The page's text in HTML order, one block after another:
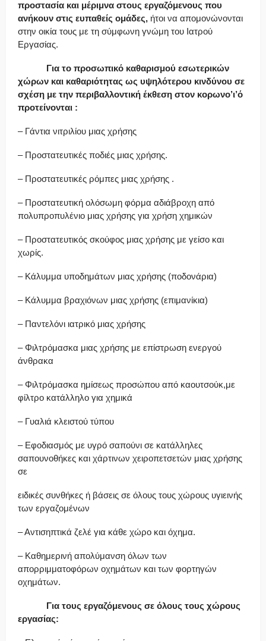
προστασία και μέριμνα στους εργαζόμενους που
ανήκουν στις ευπαθείς ομάδες, ήτοι να απομονώνονται
στην οικία τους με τη σύμφωνη γνώμη του Ιατρού
Εργασίας.
Για το προσωπικό καθαρισμού εσωτερικών
χώρων και καθαριότητας ως υψηλότερου κινδύνου σε
σχέση με την περιβαλλοντική έκθεση στον κορωνο’ι’ό
προτείνονται :
– Γάντια νιτριλίου μιας χρήσης
– Προστατευτικές ποδιές μιας χρήσης.
– Προστατευτικές ρόμπες μιας χρήσης .
– Προστατευτική ολόσωμη φόρμα αδιάβροχη από
πολυπροπυλένιο μιας χρήσης για χρήση χημικών
– Προστατευτικός σκούφος μιας χρήσης με γείσο και
χωρίς.
– Κάλυμμα υποδημάτων μιας χρήσης (ποδονάρια)
– Κάλυμμα βραχιόνων μιας χρήσης (επιμανίκια)
– Παντελόνι ιατρικό μιας χρήσης
– Φιλτρόμασκα μιας χρήσης με επίστρωση ενεργού
άνθρακα
– Φιλτρόμασκα ημίσεως προσώπου από καουτσούκ,με
φίλτρο κατάλληλο για χημικά
– Γυαλιά κλειστού τύπου
– Εφοδιασμός με υγρό σαπούνι σε κατάλληλες
σαπουνοθήκες και χάρτινων χειροπετσετών μιας χρήσης
σε
ειδικές συνθήκες ή βάσεις σε όλους τους χώρους υγιεινής
των εργαζομένων
– Αντισηπτικά ζελέ για κάθε χώρο και όχημα.
– Καθημερινή απολύμανση όλων των
απορριμματοφόρων οχημάτων και των φορτηγών
οχημάτων.
Για τους εργαζόμενους σε όλους τους χώρους
εργασίας: